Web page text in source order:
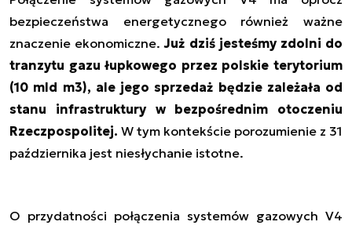
bezpieczeństwa energetycznego również ważne
znaczenie ekonomiczne.Już dziś jesteśmy zdolni do
tranzytu gazu łupkowego przez polskie terytorium
(10 mld m3), ale jego sprzedaż będzie zależała od
stanu infrastruktury w bezpośrednim otoczeniu
Rzeczpospolitej. W tym kontekście porozumienie z 31
października jest niesłychanie istotne.
O przydatności połączenia systemów gazowych V4